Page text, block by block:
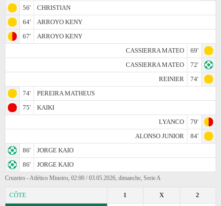
56'
CHRISTIAN
64'
ARROYO KENY
67'
ARROYO KENY
CASSIERRA MATEO
69'
CASSIERRA MATEO
72'
REINIER
74'
74'
PEREIRA MATHEUS
75'
KAIKI
LYANCO
79'
ALONSO JUNIOR
84'
86'
JORGE KAIO
86'
JORGE KAIO
Cruzeiro - Atlético Mineiro, 02:00 / 03.05.2026, dimanche, Serie A
CÔTE 2
X
1